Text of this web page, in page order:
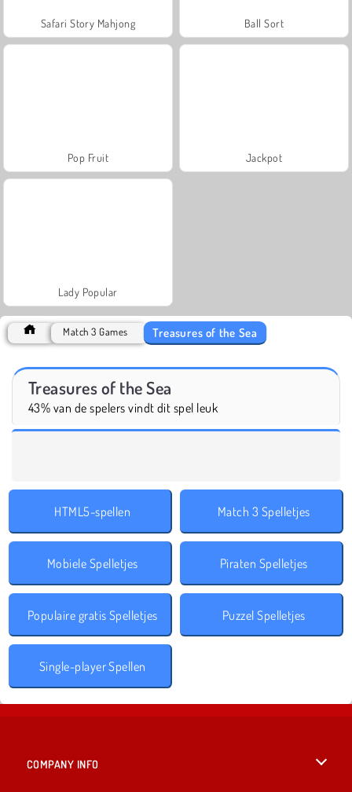
Safari Story Mahjong Ball Sort
Pop Fruit Jackpot
Lady Popular
Match 3 Games Treasures of the Sea
Treasures of the Sea
43% van de spelers vindt dit spel leuk
HTML5-spellen Match 3 Spelletjes
Mobiele Spelletjes Piraten Spelletjes
Populaire gratis Spelletjes Puzzel Spelletjes
Single-player Spellen
COMPANY INFO